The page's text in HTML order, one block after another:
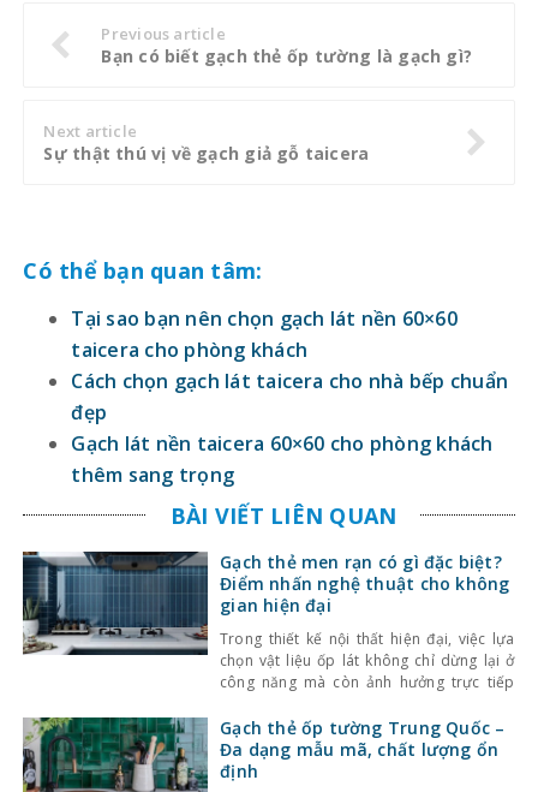
Previous article
Bạn có biết gạch thẻ ốp tường là gạch gì?
Next article
Sự thật thú vị về gạch giả gỗ taicera
Có thể bạn quan tâm:
Tại sao bạn nên chọn gạch lát nền 60×60
taicera cho phòng khách
Cách chọn gạch lát taicera cho nhà bếp chuẩn
đẹp
Gạch lát nền taicera 60×60 cho phòng khách
thêm sang trọng
BÀI VIẾT LIÊN QUAN
Gạch thẻ men rạn có gì đặc biệt?
Điểm nhấn nghệ thuật cho không
gian hiện đại
Trong thiết kế nội thất hiện đại, việc lựa
chọn vật liệu ốp lát không chỉ dừng lại ở
công năng mà còn ảnh hưởng trực tiếp
Một trong những lựa chọn nổi bật gần đây
là gạch thẻ men rạn – dòng gạch ốp lát
Gạch thẻ ốp tường Trung Quốc –
Đa dạng mẫu mã, chất lượng ổn
định